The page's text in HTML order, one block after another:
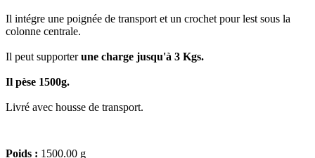
Il intégre une poignée de transport et un crochet pour lest sous la
colonne centrale.
Il peut supporterune charge jusqu'à 3 Kgs.
Il pèse 1500g.
Livré avec housse de transport.
Poids : 1500.00 g